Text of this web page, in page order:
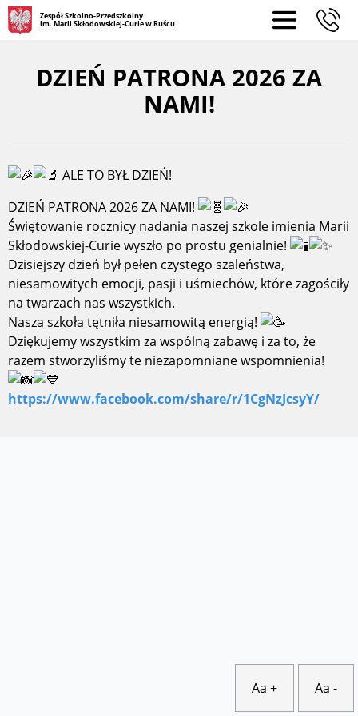
Zespół Szkolno-Przedszkolny
im. Marii Skłodowskiej-Curie w Ruścu
DZIEŃ PATRONA 2026 ZA
NAMI!
ALE TO BYŁ DZIEŃ!
DZIEŃ PATRONA 2026 ZA NAMI!
Świętowanie rocznicy nadania naszej szkole imienia Marii
Skłodowskiej-Curie wyszło po prostu genialnie!
Dzisiejszy dzień był pełen czystego szaleństwa,
niesamowitych emocji, pasji i uśmiechów, które zagościły
na twarzach nas wszystkich.
Nasza szkoła tętniła niesamowitą energią!
Dziękujemy wszystkim za wspólną zabawę i za to, że
razem stworzyliśmy te niezapomniane wspomnienia!
https://www.facebook.com/share/r/1CgNzJcsyY/
Aa + Aa -